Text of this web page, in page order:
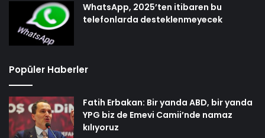
WhatsApp, 2025’ten itibaren bu
telefonlarda desteklenmeyecek
Popüler Haberler
Fatih Erbakan: Bir yanda ABD, bir yanda
YPG biz de Emevi Camii’nde namaz
kılıyoruz